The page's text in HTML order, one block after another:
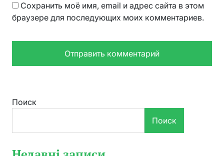
Сохранить моё имя, email и адрес сайта в этом
браузере для последующих моих комментариев.
Поиск
Поиск